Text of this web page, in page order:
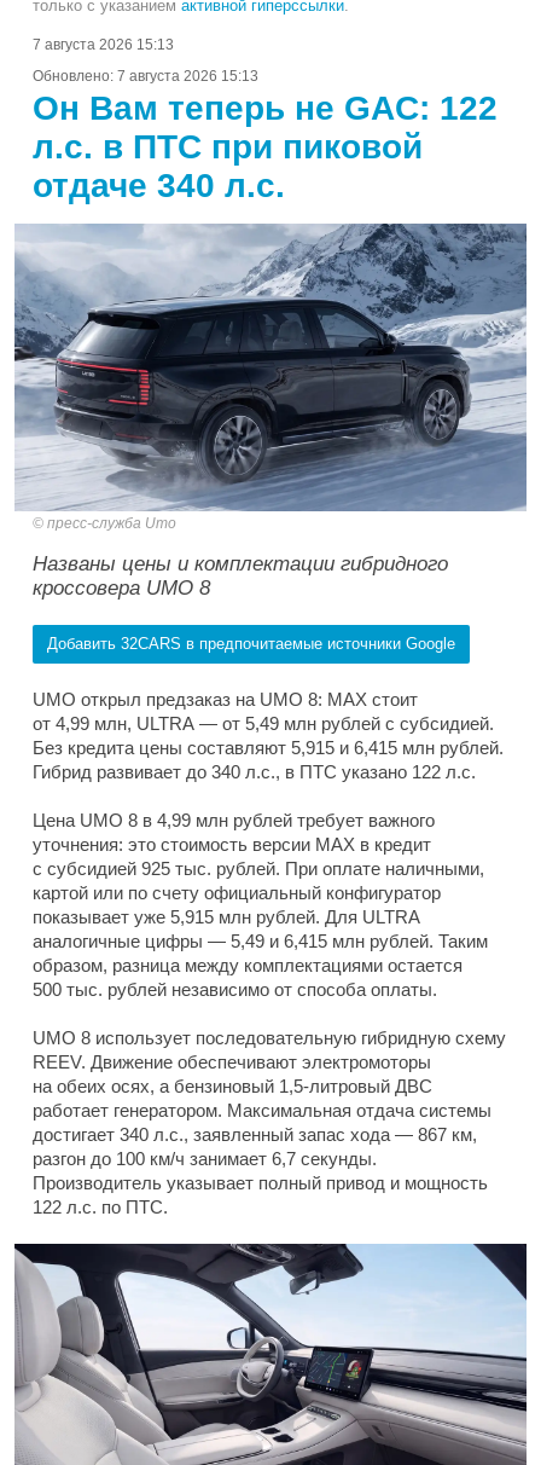
только с указанием активной гиперссылки.
7 августа 2026 15:13
Обновлено: 7 августа 2026 15:13
Он Вам теперь не GAC: 122
л.с. в ПТС при пиковой
отдаче 340 л.с.
пресс-служба Umo
Названы цены и комплектации гибридного
кроссовера UMO 8
Добавить 32CARS в предпочитаемые источники Google
UMO открыл предзаказ на UMO 8: MAX стоит
от 4,99 млн, ULTRA — от 5,49 млн рублей с субсидией.
Без кредита цены составляют 5,915 и 6,415 млн рублей.
Гибрид развивает до 340 л.с., в ПТС указано 122 л.с.
Цена UMO 8 в 4,99 млн рублей требует важного
уточнения: это стоимость версии MAX в кредит
с субсидией 925 тыс. рублей. При оплате наличными,
картой или по счету официальный конфигуратор
показывает уже 5,915 млн рублей. Для ULTRA
аналогичные цифры — 5,49 и 6,415 млн рублей. Таким
образом, разница между комплектациями остается
500 тыс. рублей независимо от способа оплаты.
UMO 8 использует последовательную гибридную схему
REEV. Движение обеспечивают электромоторы
на обеих осях, а бензиновый 1,5-литровый ДВС
работает генератором. Максимальная отдача системы
достигает 340 л.с., заявленный запас хода — 867 км,
разгон до 100 км/ч занимает 6,7 секунды.
Производитель указывает полный привод и мощность
122 л.с. по ПТС.